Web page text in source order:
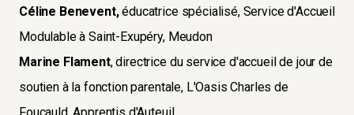
Céline Benevent,éducatrice spécialisé, Service d'Accueil
Modulable à Saint-Exupéry, Meudon
Marine Flament, directrice du service d'accueil de jour de
soutien à la fonction parentale, L'Oasis Charles de